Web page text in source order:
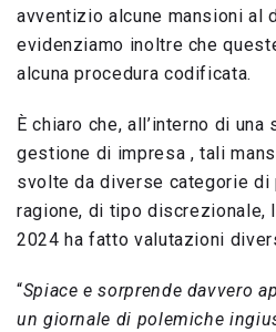
avventizio alcune mansioni al
evidenziamo inoltre che
alcuna procedura codificata.
È chiaro che, all’interno di
gestione di impresa , tali
svolte da diverse categorie di
ragione, di tipo discrezionale,
2024 ha fatto valutazioni
“Spiace e sorprende davvero
un giornale di polemiche